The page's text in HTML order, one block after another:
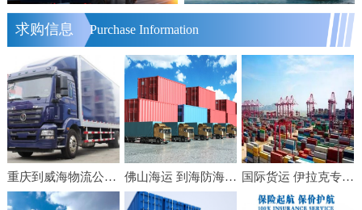
求购信息 Purchase Information
重庆到威海物流公司（2021天天发车/快速直达）[全境直送]重庆至威海物流公司 佛山海运 到海防海运 佛山建翔国际海运 集装箱出口运输 国际货运 伊拉克专线 国际空运FBA头程双清包税到门